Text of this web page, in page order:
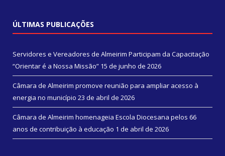
ÚLTIMAS PUBLICAÇÕES
Servidores e Vereadores de Almeirim Participam da Capacitação
“Orientar é a Nossa Missão” 15 de junho de 2026
Câmara de Almeirim promove reunião para ampliar acesso à
energia no município 23 de abril de 2026
Câmara de Almeirim homenageia Escola Diocesana pelos 66
anos de contribuição à educação 1 de abril de 2026